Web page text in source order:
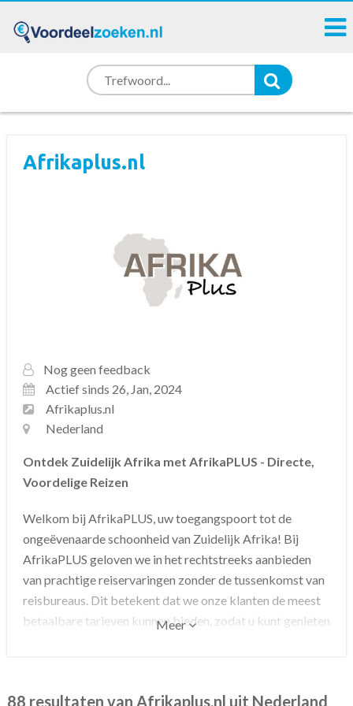
Afrikaplus.nl
Nog geen feedback
Actief sinds 26, Jan, 2024
Afrikaplus.nl
Nederland
Ontdek Zuidelijk Afrika met AfrikaPLUS - Directe,
Voordelige Reizen
Welkom bij AfrikaPLUS, uw toegangspoort tot de
ongeëvenaarde schoonheid van Zuidelijk Afrika! Bij
AfrikaPLUS geloven we in het rechtstreeks aanbieden
van prachtige reiservaringen zonder de tussenkomst van
reisbureaus. Dit betekent dat we onze klanten de meest
betaalbare tarieven kunnen bieden, zodat u kunt genieten
Waarom kiezen voor AfrikaPLUS?
Meer
88 resultaten van Afrikaplus.nl uit Nederland